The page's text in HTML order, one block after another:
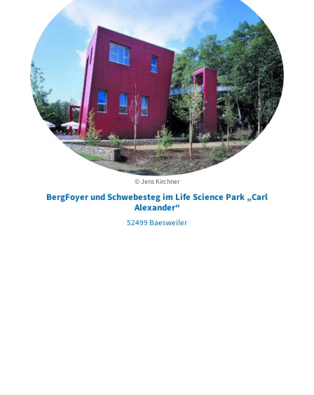
© Jens Kirchner
BergFoyer und Schwebesteg im Life Science Park „Carl
Alexander“
52499 Baesweiler